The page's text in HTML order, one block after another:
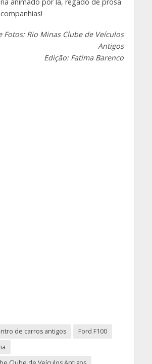
Fotos: Rio Minas Clube de Veículos
Antigos
Edição: Fatima Barenco
de carros antigos
Ford F100